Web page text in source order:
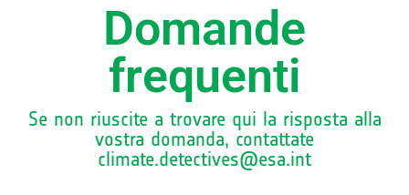
Domande
frequenti
Se non riuscite a trovare qui la risposta alla
vostra domanda, contattate
climate.detectives@esa.int